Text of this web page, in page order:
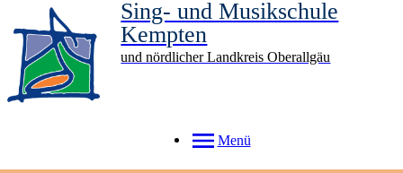
Sing- und Musikschule
Kempten
und nördlicher Landkreis Oberallgäu
Menü